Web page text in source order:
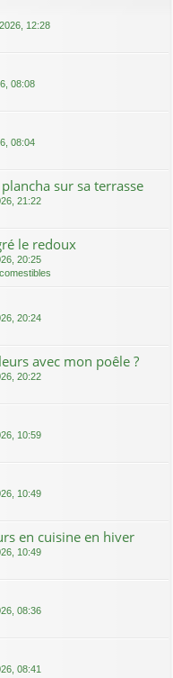
12:28
08:08
08:04
sur sa terrasse
21:22
le redoux
20:25
20:24
avec mon poêle ?
20:22
10:59
10:49
en cuisine en hiver
10:49
08:36
08:41